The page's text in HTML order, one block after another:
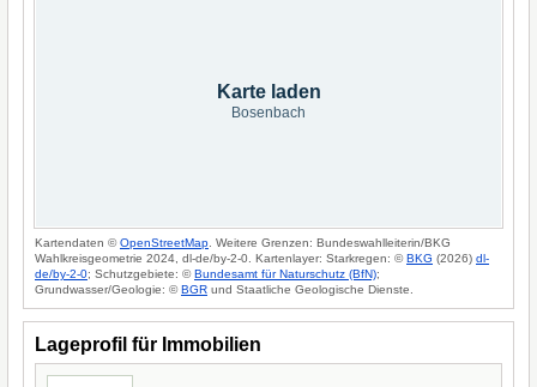
Karte laden
Bosenbach
Kartendaten ©OpenStreetMap . Weitere Grenzen: Bundeswahlleiterin/BKG
Wahlkreisgeometrie 2024, dl-de/by-2-0. Kartenlayer: Starkregen: ©BKG (2026) dl-
de/by-2-0; Schutzgebiete: ©Bundesamt für Naturschutz (BfN);
Grundwasser/Geologie: ©BGR und Staatliche Geologische Dienste.
Lageprofil für Immobilien